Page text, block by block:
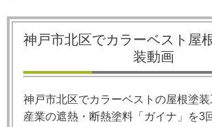
神戸市北区でカラーベスト屋
装動画
神戸市北区でカラーベストの屋根塗
産業の遮熱・断熱塗料「ガイナ」を3